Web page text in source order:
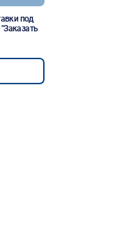
под